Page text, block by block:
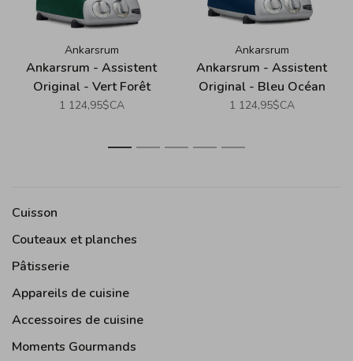
Ankarsrum
Ankarsrum - Assistent
Original - Vert Forêt
(Forest Green)
1 124,95$CA
Ankarsrum
Ankarsrum - Assistent
Original - Bleu Océan
(Ocean Blue)
1 124,95$CA
1 2 3 4 5
Cuisson
Couteaux et planches
Pâtisserie
Appareils de cuisine
Accessoires de cuisine
Moments Gourmands